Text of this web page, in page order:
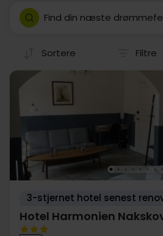
hoteller lige her og tag ud og
Find din næste
Sortere Filtre
3-stjernet hotel senest
Hotel Harmonien